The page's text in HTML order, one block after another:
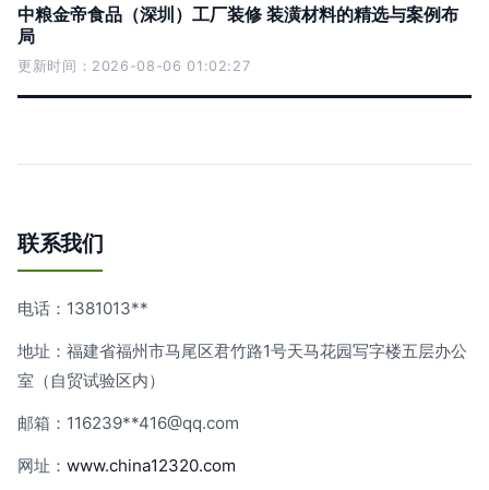
中粮金帝食品（深圳）工厂装修 装潢材料的精选与案例布
局
更新时间：2026-08-06 01:02:27
联系我们
电话：1381013**
地址：福建省福州市马尾区君竹路1号天马花园写字楼五层办公
室（自贸试验区内）
邮箱：116239**416@qq.com
网址： www.china12320.com